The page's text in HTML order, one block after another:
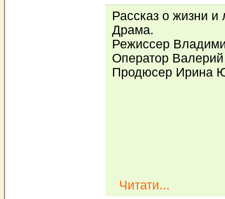
Рассказ о жизни и
Драма.
Режиссер
Оператор
Продюсер Ирина
Читати...